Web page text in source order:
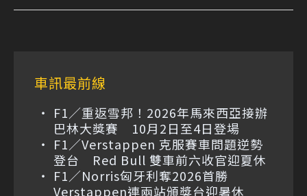
車訊最前線
F1／重返雪邦！2026年馬來西亞接辦
巴林大獎賽 10月2日至4日登場
F1／Verstappen 克服賽車問題逆勢
登台 Red Bull 雙車前六收官迎夏休
F1／Norris匈牙利奪2026首勝
Verstappen連兩站頒獎台迎暑休